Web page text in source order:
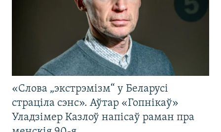
«Слова „экстрэмізм“ у Беларусі
страціла сэнс». Аўтар «Гопнікаў»
Уладзімер Казлоў напісаў раман пра